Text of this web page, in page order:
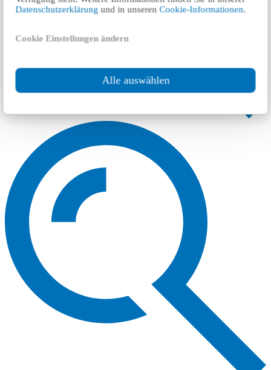
Datenschutzerklärung und in unserenCookie-Informationen.
Cookie Einstellungen ändern
Alle auswählen